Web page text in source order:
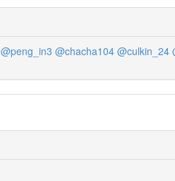
@peng_in3 @chacha104 @culkin_24